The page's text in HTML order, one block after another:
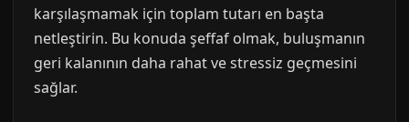
karşılaşmamak için toplam tutarı en başta
netleştirin. Bu konuda şeffaf olmak, buluşmanın
geri kalanının daha rahat ve stressiz geçmesini
sağlar.